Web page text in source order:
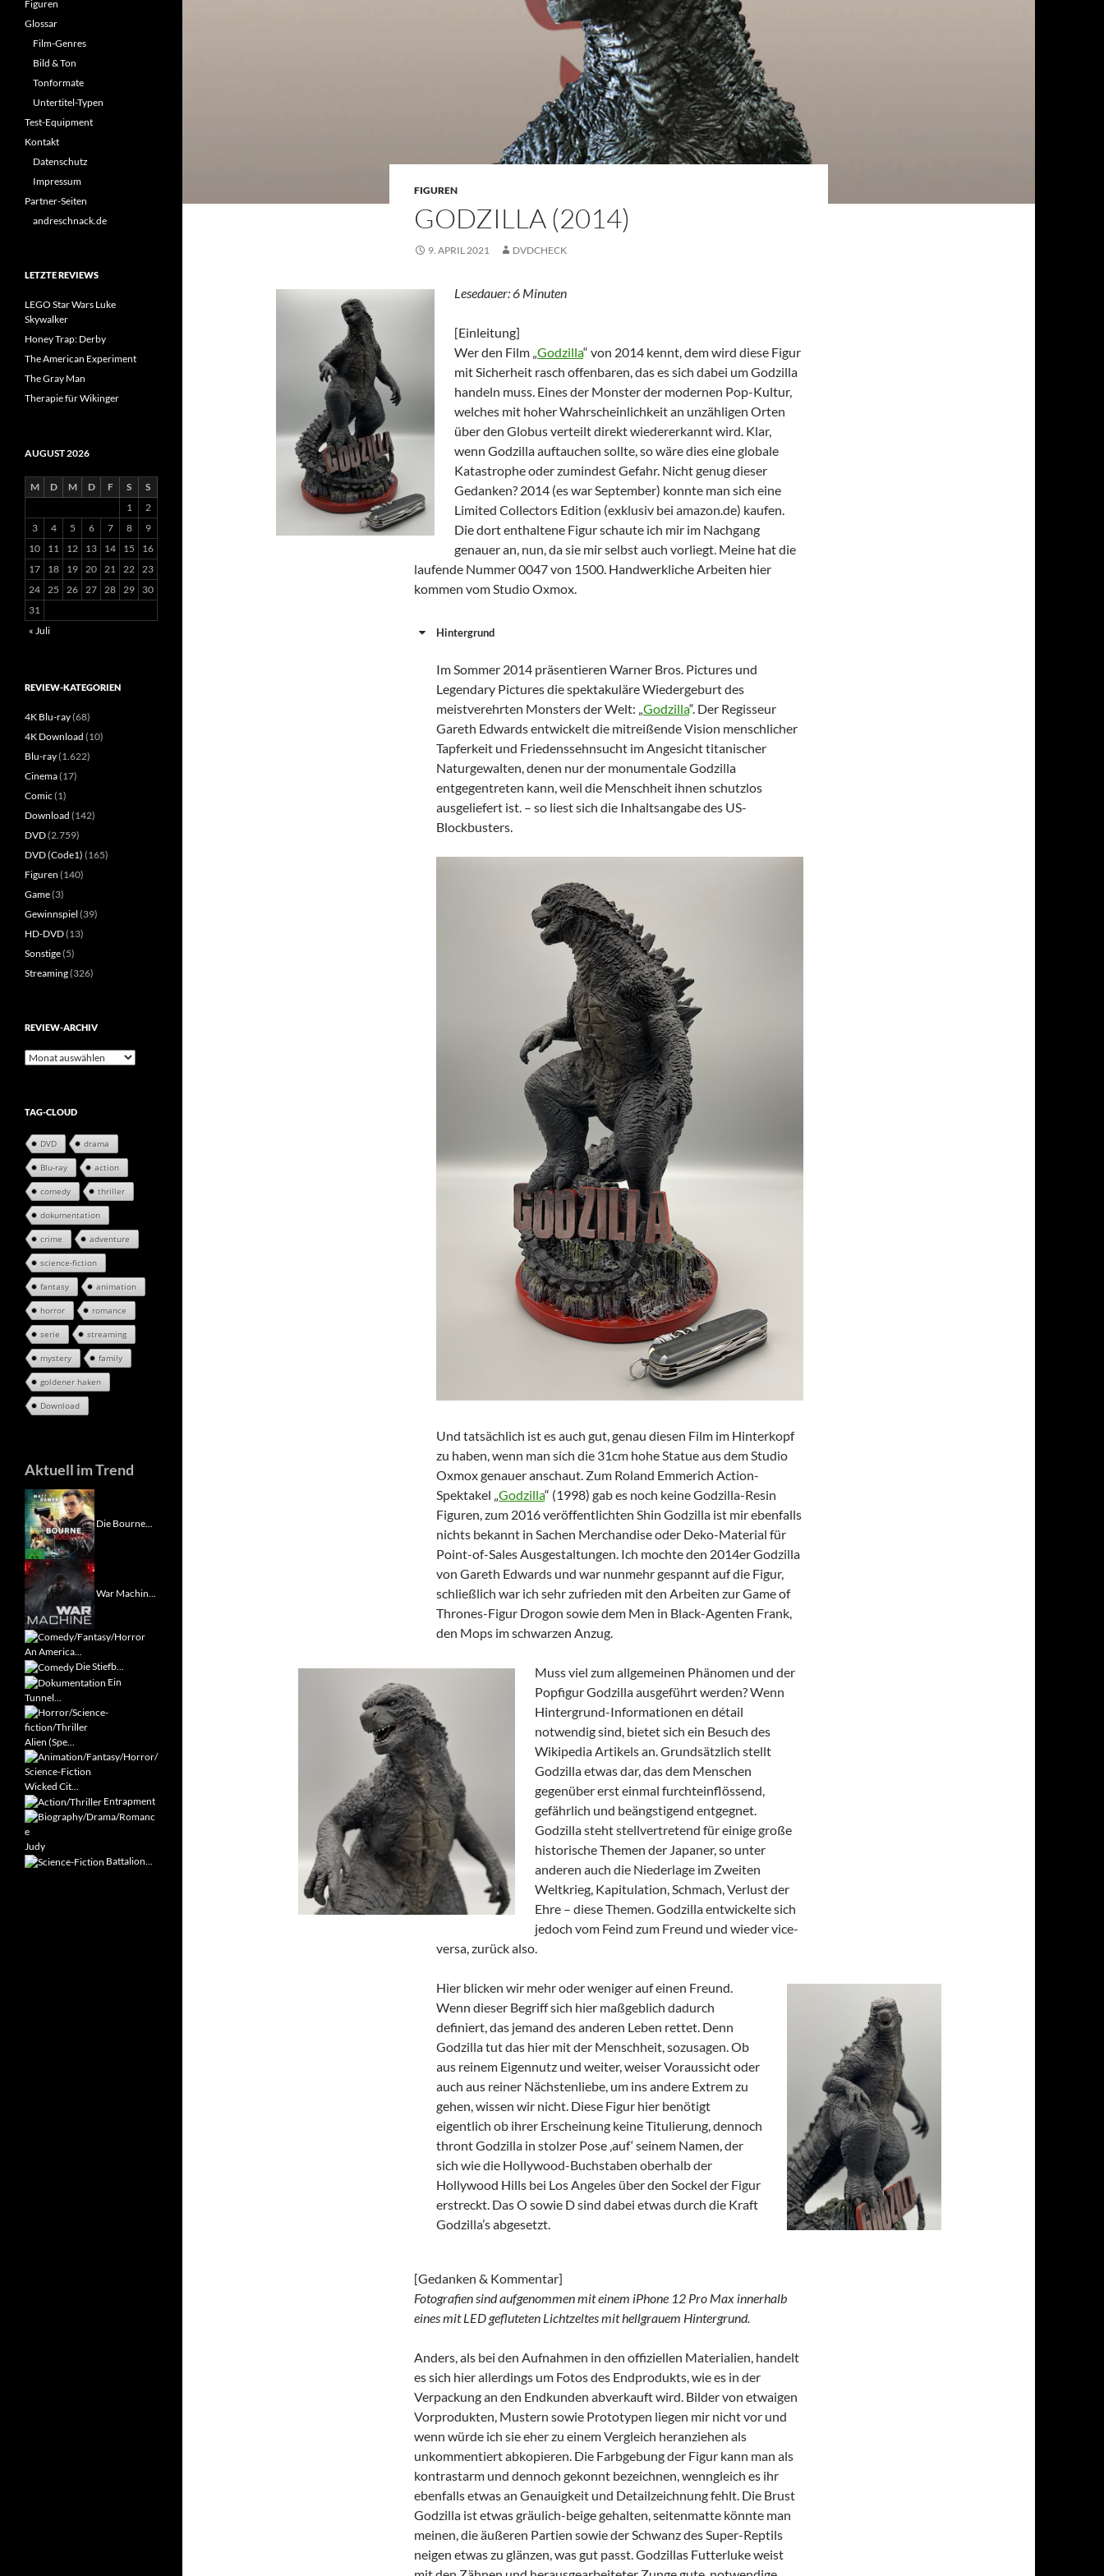
FIGUREN
GODZILLA (2014)
9. APRIL 2021 DVDCHECK
Lesedauer:6 Minuten
[Einleitung]
Wer den Film „Godzilla“ von 2014 kennt, dem wird diese Figur
mit Sicherheit rasch offenbaren, das es sich dabei um Godzilla
handeln muss. Eines der Monster der modernen Pop-Kultur,
welches mit hoher Wahrscheinlichkeit an unzähligen Orten
über den Globus verteilt direkt wiedererkannt wird. Klar,
wenn Godzilla auftauchen sollte, so wäre dies eine globale
Katastrophe oder zumindest Gefahr. Nicht genug dieser
Gedanken? 2014 (es war September) konnte man sich eine
Limited Collectors Edition (exklusiv bei amazon.de) kaufen.
Die dort enthaltene Figur schaute ich mir im Nachgang
genauer an, nun, da sie mir selbst auch vorliegt. Meine hat die
laufende Nummer 0047 von 1500. Handwerkliche Arbeiten hier
kommen vom Studio Oxmox.
Hintergrund
Im Sommer 2014 präsentieren Warner Bros. Pictures und
Legendary Pictures die spektakuläre Wiedergeburt des
meistverehrten Monsters der Welt: „Godzilla“. Der Regisseur
Gareth Edwards entwickelt die mitreißende Vision menschlicher
Tapferkeit und Friedenssehnsucht im Angesicht titanischer
Naturgewalten, denen nur der monumentale Godzilla
entgegentreten kann, weil die Menschheit ihnen schutzlos
ausgeliefert ist. – so liest sich die Inhaltsangabe des US-
Blockbusters.
Und tatsächlich ist es auch gut, genau diesen Film im Hinterkopf
zu haben, wenn man sich die 31cm hohe Statue aus dem Studio
Oxmox genauer anschaut. Zum Roland Emmerich Action-
Spektakel „Godzilla“ (1998) gab es noch keine Godzilla-Resin
Figuren, zum 2016 veröffentlichten Shin Godzilla ist mir ebenfalls
nichts bekannt in Sachen Merchandise oder Deko-Material für
Point-of-Sales Ausgestaltungen. Ich mochte den 2014er Godzilla
von Gareth Edwards und war nunmehr gespannt auf die Figur,
schließlich war ich sehr zufrieden mit den Arbeiten zur Game of
Thrones-Figur Drogon sowie dem Men in Black-Agenten Frank,
den Mops im schwarzen Anzug.
Muss viel zum allgemeinen Phänomen und der
Popfigur Godzilla ausgeführt werden? Wenn
Hintergrund-Informationen en détail
notwendig sind, bietet sich ein Besuch des
Wikipedia Artikels an. Grundsätzlich stellt
Godzilla etwas dar, das dem Menschen
gegenüber erst einmal furchteinflössend,
gefährlich und beängstigend entgegnet.
Godzilla steht stellvertretend für einige große
historische Themen der Japaner, so unter
anderen auch die Niederlage im Zweiten
Weltkrieg, Kapitulation, Schmach, Verlust der
Ehre – diese Themen. Godzilla entwickelte sich
jedoch vom Feind zum Freund und wieder vice-
versa, zurück also.
Hier blicken wir mehr oder weniger auf einen Freund.
Wenn dieser Begriff sich hier maßgeblich dadurch
definiert, das jemand des anderen Leben rettet. Denn
Godzilla tut das hier mit der Menschheit, sozusagen. Ob
aus reinem Eigennutz und weiter, weiser Voraussicht oder
auch aus reiner Nächstenliebe, um ins andere Extrem zu
gehen, wissen wir nicht. Diese Figur hier benötigt
eigentlich ob ihrer Erscheinung keine Titulierung, dennoch
thront Godzilla in stolzer Pose ‚auf‘ seinem Namen, der
sich wie die Hollywood-Buchstaben oberhalb der
Hollywood Hills bei Los Angeles über den Sockel der Figur
erstreckt. Das O sowie D sind dabei etwas durch die Kraft
Godzilla’s abgesetzt.
[Gedanken & Kommentar]
Fotografien sind aufgenommen mit einem iPhone 12 Pro Max innerhalb
eines mit LED gefluteten Lichtzeltes mit hellgrauem Hintergrund.
Anders, als bei den Aufnahmen in den offiziellen Materialien, handelt
es sich hier allerdings um Fotos des Endprodukts, wie es in der
Verpackung an den Endkunden abverkauft wird. Bilder von etwaigen
Vorprodukten, Mustern sowie Prototypen liegen mir nicht vor und
wenn würde ich sie eher zu einem Vergleich heranziehen als
unkommentiert abkopieren. Die Farbgebung der Figur kann man als
kontrastarm und dennoch gekonnt bezeichnen, wenngleich es ihr
ebenfalls etwas an Genauigkeit und Detailzeichnung fehlt. Die Brust
Godzilla ist etwas gräulich-beige gehalten, seitenmatte könnte man
meinen, die äußeren Partien sowie der Schwanz des Super-Reptils
neigen etwas zu glänzen, was gut passt. Godzillas Futterluke weist
Figuren
Glossar
Film-Genres
Bild & Ton
Tonformate
Untertitel-Typen
Test-Equipment
Kontakt
Datenschutz
Impressum
Partner-Seiten
andreschnack.de
LETZTE REVIEWS
LEGO Star Wars Luke
Skywalker
Honey Trap: Derby
The American Experiment
The Gray Man
Therapie für Wikinger
AUGUST 2026
M D M D F S
S
1
2
3
4 5 6 7 8
9
10
11 12 13 14 15
16
17
18 19 20 21 22 23
24 25 26 27 28 29
30
31
« Juli
REVIEW-KATEGORIEN
4K Blu-ray(68)
4K Download (10)
Blu-ray(1.622)
Cinema(17)
Comic (1)
Download (142)
DVD(2.759)
DVD (Code1) (165)
Figuren (140)
Game(3)
Gewinnspiel (39)
HD-DVD(13)
Sonstige(5)
Streaming(326)
REVIEW-ARCHIV
Review-
TAG-CLOUD
DVD drama
Blu-ray action
comedy thriller
dokumentation
crime adventure
science-fiction
fantasy animation
horror romance
serie streaming
mystery family
goldener haken
Download
Aktuell im Trend
Die Bourne...
War Machin...
An America...
Die Stiefb...
Ein
Tunnel...
Alien (Spe...
Wicked Cit...
Entrapment
Judy
Battalion...